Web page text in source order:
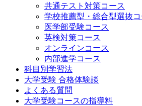
共通テスト対策コース
学校推薦型・総合型選抜コ
医学部受験コース
英検対策コース
オンラインコース
内部進学コース
科目別学習法
大学受験 合格体験談
よくある質問
大学受験コースの指導料